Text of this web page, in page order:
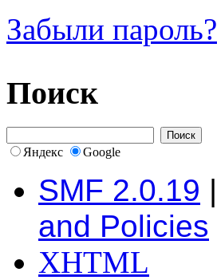
Забыли пароль?
Поиск
Яндекс Google
SMF 2.0.19 |
and Policies
XHTML